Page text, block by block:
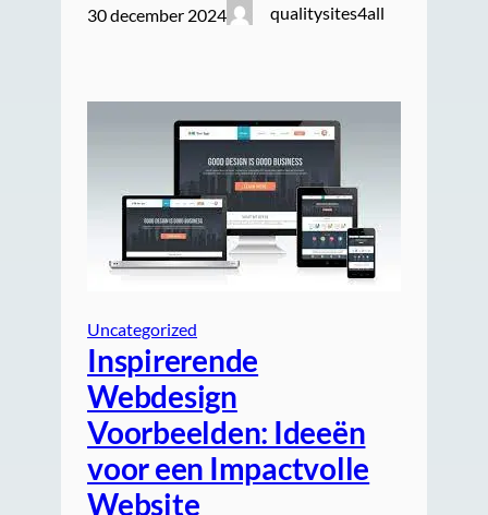
30 december 2024 qualitysites4all
Uncategorized
Inspirerende
Webdesign
Voorbeelden: Ideeën
voor een Impactvolle
Website